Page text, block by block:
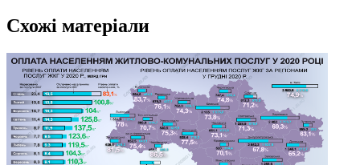
Схожі матеріали